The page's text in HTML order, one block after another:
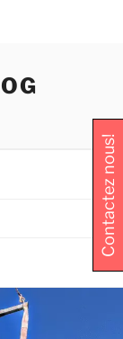
Contactez nous!